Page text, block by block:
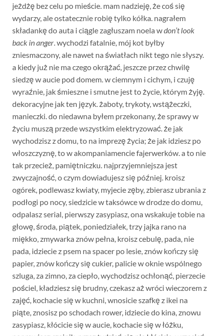
jeżdżę bez celu po mieście. mam nadzieję, że coś się
wydarzy, ale ostatecznie robię tylko kółka. nagrałem
składankę do auta i ciągle zagłuszam noela wdon’t look
back in anger. wychodzi fatalnie, mój kot byłby
zniesmaczony, ale nawet na światłach nikt tego nie słyszy.
a kiedy już nie ma czego okrążać, jeszcze przez chwilę
siedzę w aucie pod domem. w ciemnym i cichym, i czuję
wyraźnie, jak śmieszne i smutne jest to życie, którym żyję.
dekoracyjne jak ten język. żaboty, trykoty, wstążeczki,
manieczki. do niedawna byłem przekonany, że sprawy w
życiu muszą przede wszystkim elektryzować. że jak
wychodzisz z domu, to na imprezę życia; że jak idziesz po
włoszczyznę, to w akompaniamencie fajerwerków. a to nie
tak przecież, pamiętniczku. najprzyjemniejsza jest
zwyczajność, o czym dowiadujesz się później. kroisz
ogórek, podlewasz kwiaty, myjecie zęby, zbierasz ubrania z
podłogi po nocy, siedzicie w taksówce w drodze do domu,
odpalasz serial, pierwszy zasypiasz, ona wskakuje tobie na
głowę, środa, piątek, poniedziałek, trzy jajka rano na
miękko, zmywarka znów pełna, kroisz cebulę, pada, nie
pada, idziecie z psem na spacer po lesie, znów kończy się
papier, znów kończy się cukier, palicie w oknie wspólnego
szluga, za zimno, za ciepło, wychodzisz ochłonąć, pierzecie
pościel, kładziesz się brudny, czekasz aż wróci wieczorem z
zajęć, kochacie się w kuchni, wnosicie szafkę z ikei na
piąte, znosisz po schodach rower, idziecie do kina, znowu
zasypiasz, kłócicie się w aucie, kochacie się w łóżku,